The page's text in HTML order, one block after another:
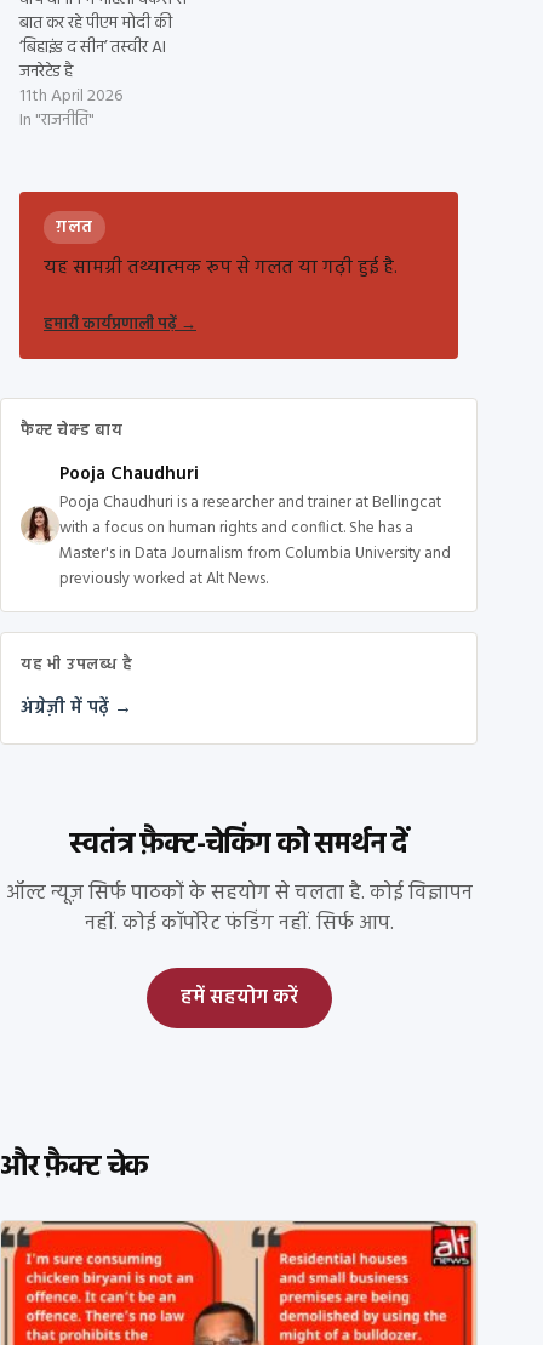
बात कर रहे पीएम मोदी की
‘बिहाइंड द सीन’ तस्वीर AI
जनरेटेड है
11th April 2026
In "राजनीति"
ग़लत
यह सामग्री तथ्यात्मक रूप से गलत या गढ़ी हुई है.
हमारी कार्यप्रणाली पढ़ें→
फैक्ट चेक्ड बाय
Pooja Chaudhuri
Pooja Chaudhuri is a researcher and trainer at Bellingcat
with a focus on human rights and conflict. She has a
Master's in Data Journalism from Columbia University and
previously worked at Alt News.
यह भी उपलब्ध है
अंग्रेज़ी में पढ़ें →
स्वतंत्र फ़ैक्ट-चेकिंग को समर्थन दें
ऑल्ट न्यूज़ सिर्फ पाठकों के सहयोग से चलता है. कोई विज्ञापन
नहीं. कोई कॉर्पोरेट फंडिंग नहीं. सिर्फ आप.
हमें सहयोग करें
और फ़ैक्ट चेक